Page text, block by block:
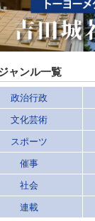
ャンル一覧
政治行政
文化芸術
スポーツ
催事
社会
連載